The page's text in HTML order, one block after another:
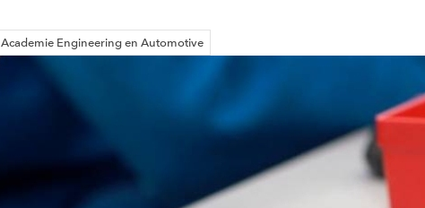
Academie Engineering en Automotive